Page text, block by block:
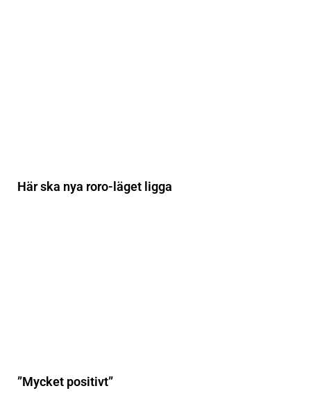
Här ska nya roro-läget ligga
”Mycket positivt”